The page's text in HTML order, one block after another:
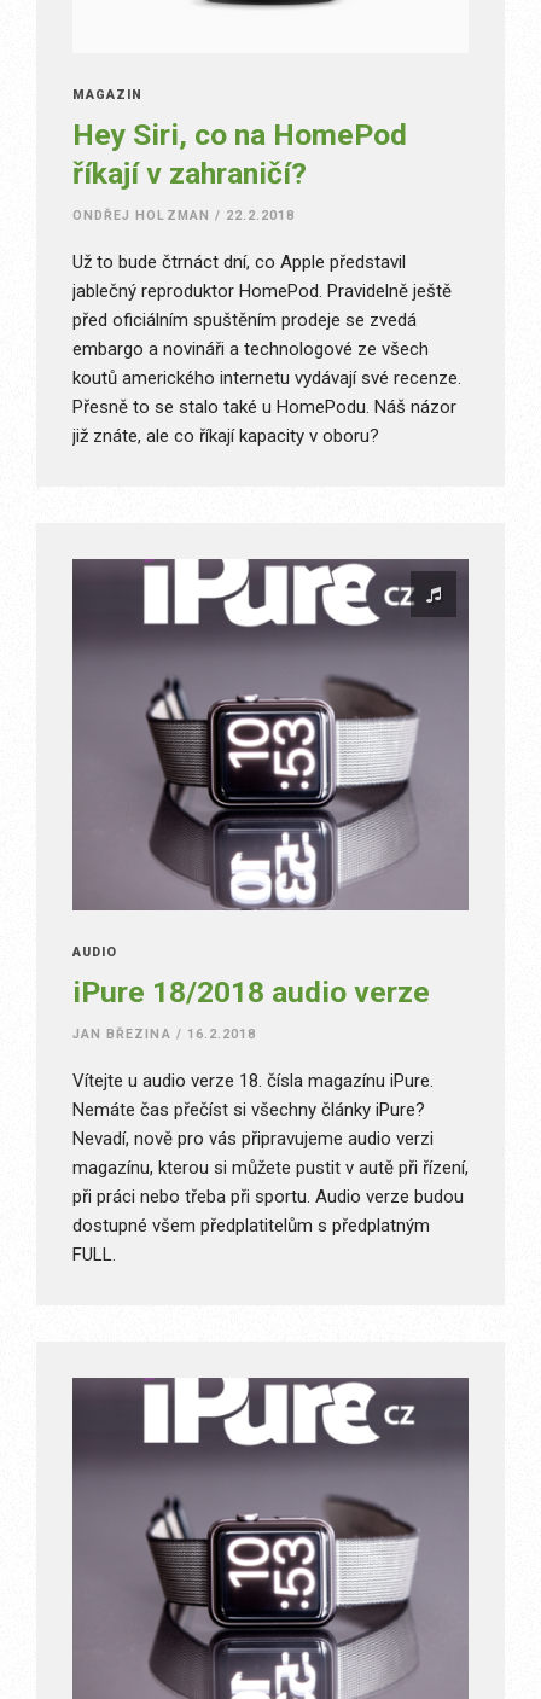
MAGAZÍN
Hey Siri, co na HomePod
říkají v zahraničí?
ONDŘEJ HOLZMAN / 22.2.2018
Už to bude čtrnáct dní, co Apple představil
jablečný reproduktor HomePod. Pravidelně ještě
před oficiálním spuštěním prodeje se zvedá
embargo a novináři a technologové ze všech
koutů amerického internetu vydávají své recenze.
Přesně to se stalo také u HomePodu. Náš názor
již znáte, ale co říkají kapacity v oboru?
AUDIO
iPure 18/2018 audio verze
JAN BŘEZINA / 16.2.2018
Vítejte u audio verze 18. čísla magazínu iPure.
Nemáte čas přečíst si všechny články iPure?
Nevadí, nově pro vás připravujeme audio verzi
magazínu, kterou si můžete pustit v autě při řízení,
při práci nebo třeba při sportu. Audio verze budou
dostupné všem předplatitelům s předplatným
FULL.